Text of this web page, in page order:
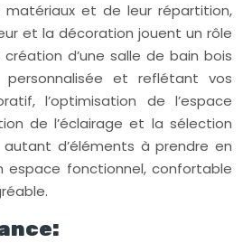
et de leur répartition,
et la décoration jouent un rôle
d’une salle de bain bois
et reflétant vos
l’optimisation de l’espace
de l’éclairage et la sélection
d’éléments à prendre en
espace fonctionnel, confortable